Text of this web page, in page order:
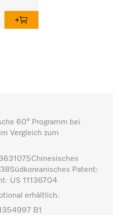
60° Programm bei
Vergleich zum
Patent:
US 11136704
erhältlich.
B1